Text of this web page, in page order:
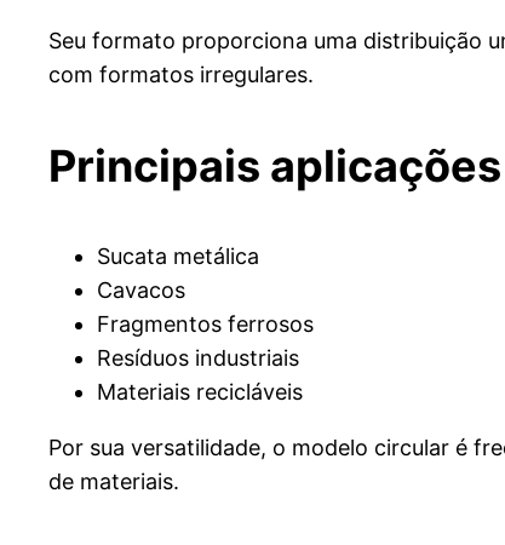
Seu formato proporciona uma distribuição
com formatos irregulares.
Principais aplicações
Sucata metálica
Cavacos
Fragmentos ferrosos
Resíduos industriais
Materiais recicláveis
Por sua versatilidade, o modelo circular é
de materiais.